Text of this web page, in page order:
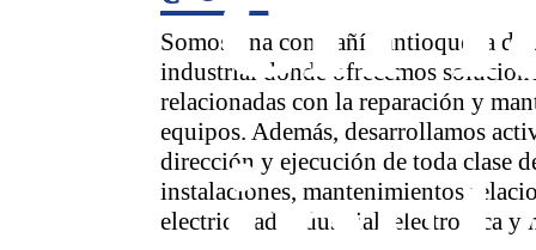
Somos una compañía antioqueña de
industrial donde ofrecemos
relacionadas con la reparación y
equipos. Además, desarrollamos
dirección y ejecución de toda clase
instalaciones, mantenimientos
electricidad industrial, electrónica y